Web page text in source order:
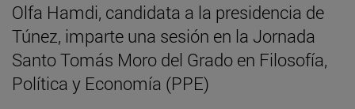
Olfa Hamdi, candidata a la presidencia de
Túnez, imparte una sesión en la Jornada
Santo Tomás Moro del Grado en Filosofía,
Política y Economía (PPE)